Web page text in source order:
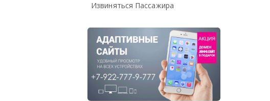
Извиняться Пассажира